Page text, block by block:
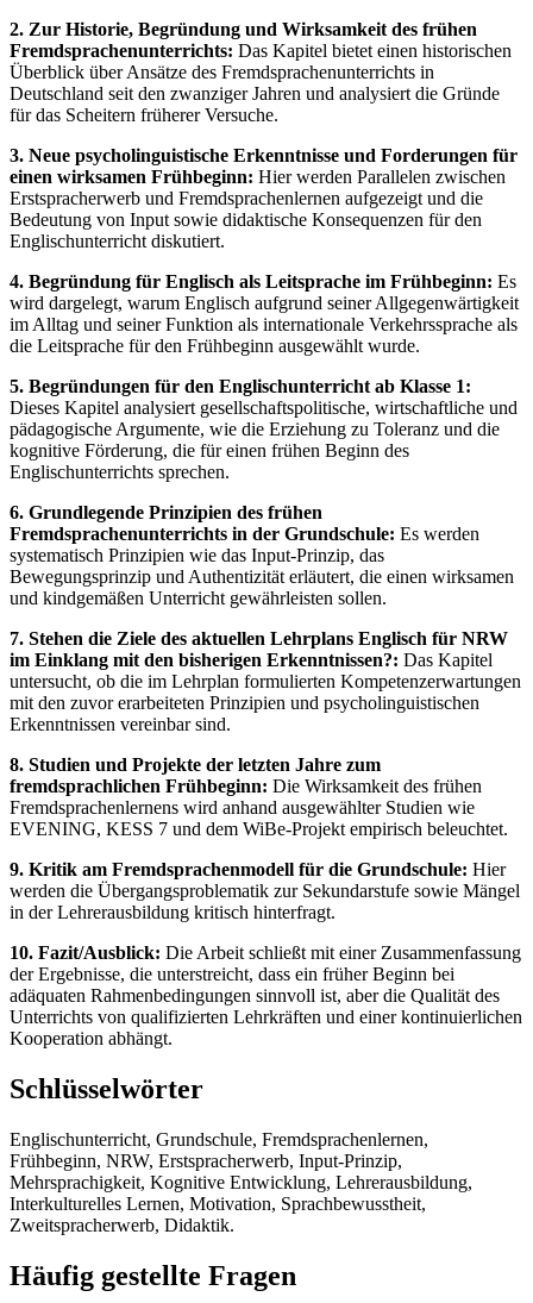
2. Zur Historie, Begründung und Wirksamkeit des frühen
Fremdsprachenunterrichts: Das Kapitel bietet einen historischen
Überblick über Ansätze des Fremdsprachenunterrichts in
Deutschland seit den zwanziger Jahren und analysiert die Gründe
für das Scheitern früherer Versuche.
3. Neue psycholinguistische Erkenntnisse und Forderungen für
einen wirksamen Frühbeginn: Hier werden Parallelen zwischen
Erstspracherwerb und Fremdsprachenlernen aufgezeigt und die
Bedeutung von Input sowie didaktische Konsequenzen für den
Englischunterricht diskutiert.
4. Begründung für Englisch als Leitsprache im Frühbeginn: Es
wird dargelegt, warum Englisch aufgrund seiner Allgegenwärtigkeit
im Alltag und seiner Funktion als internationale Verkehrssprache als
die Leitsprache für den Frühbeginn ausgewählt wurde.
5. Begründungen für den Englischunterricht ab Klasse 1:
Dieses Kapitel analysiert gesellschaftspolitische, wirtschaftliche und
pädagogische Argumente, wie die Erziehung zu Toleranz und die
kognitive Förderung, die für einen frühen Beginn des
Englischunterrichts sprechen.
6. Grundlegende Prinzipien des frühen
Fremdsprachenunterrichts in der Grundschule: Es werden
systematisch Prinzipien wie das Input-Prinzip, das
Bewegungsprinzip und Authentizität erläutert, die einen wirksamen
und kindgemäßen Unterricht gewährleisten sollen.
7. Stehen die Ziele des aktuellen Lehrplans Englisch für NRW
im Einklang mit den bisherigen Erkenntnissen?: Das Kapitel
untersucht, ob die im Lehrplan formulierten Kompetenzerwartungen
mit den zuvor erarbeiteten Prinzipien und psycholinguistischen
Erkenntnissen vereinbar sind.
8. Studien und Projekte der letzten Jahre zum
fremdsprachlichen Frühbeginn: Die Wirksamkeit des frühen
Fremdsprachenlernens wird anhand ausgewählter Studien wie
EVENING, KESS 7 und dem WiBe-Projekt empirisch beleuchtet.
9. Kritik am Fremdsprachenmodell für die Grundschule: Hier
werden die Übergangsproblematik zur Sekundarstufe sowie Mängel
in der Lehrerausbildung kritisch hinterfragt.
10. Fazit/Ausblick: Die Arbeit schließt mit einer Zusammenfassung
der Ergebnisse, die unterstreicht, dass ein früher Beginn bei
adäquaten Rahmenbedingungen sinnvoll ist, aber die Qualität des
Unterrichts von qualifizierten Lehrkräften und einer kontinuierlichen
Kooperation abhängt.
Schlüsselwörter
Englischunterricht, Grundschule, Fremdsprachenlernen,
Frühbeginn, NRW, Erstspracherwerb, Input-Prinzip,
Mehrsprachigkeit, Kognitive Entwicklung, Lehrerausbildung,
Interkulturelles Lernen, Motivation, Sprachbewusstheit,
Zweitspracherwerb, Didaktik.
Häufig gestellte Fragen